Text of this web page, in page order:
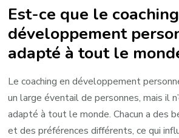
Est-ce que le
développement
adapté à tout le
Le coaching en développement
un large éventail de personnes, mais il
adapté à tout le monde. Chacun a des
et des préférences différents, ce qui